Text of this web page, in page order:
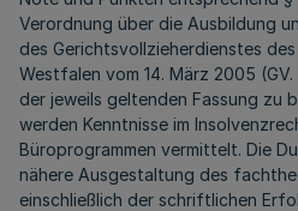
Verordnung über die Ausbildung
des Gerichtsvollzieherdienstes
Westfalen vom 14. März 2005 (GV.
der jeweils geltenden Fassung zu
werden Kenntnisse im
Büroprogrammen vermittelt. Die
nähere Ausgestaltung des
einschließlich der schriftlichen